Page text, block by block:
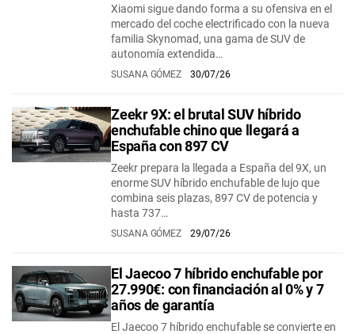
Xiaomi sigue dando forma a su ofensiva en el
mercado del coche electrificado con la nueva
familia Skynomad, una gama de SUV de
autonomía extendida…
SUSANA GÓMEZ 30/07/26
Zeekr 9X: el brutal SUV híbrido
enchufable chino que llegará a
España con 897 CV
Zeekr prepara la llegada a España del 9X, un
enorme SUV híbrido enchufable de lujo que
combina seis plazas, 897 CV de potencia y
hasta 737…
SUSANA GÓMEZ 29/07/26
El Jaecoo 7 híbrido enchufable por
27.990€: con financiación al 0% y 7
años de garantía
El Jaecoo 7 híbrido enchufable se convierte en